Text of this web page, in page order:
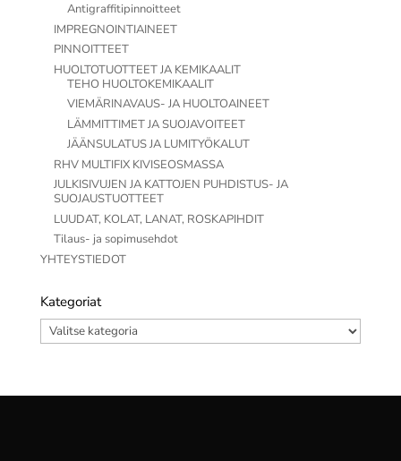
Antigraffitipinnoitteet
IMPREGNOINTIAINEET
PINNOITTEET
HUOLTOTUOTTEET JA KEMIKAALIT
TEHO HUOLTOKEMIKAALIT
VIEMÄRINAVAUS- JA HUOLTOAINEET
LÄMMITTIMET JA SUOJAVOITEET
JÄÄNSULATUS JA LUMITYÖKALUT
RHV MULTIFIX KIVISEOSMASSA
JULKISIVUJEN JA KATTOJEN PUHDISTUS- JA
SUOJAUSTUOTTEET
LUUDAT, KOLAT, LANAT, ROSKAPIHDIT
Tilaus- ja sopimusehdot
YHTEYSTIEDOT
Kategoriat
Kategoriat